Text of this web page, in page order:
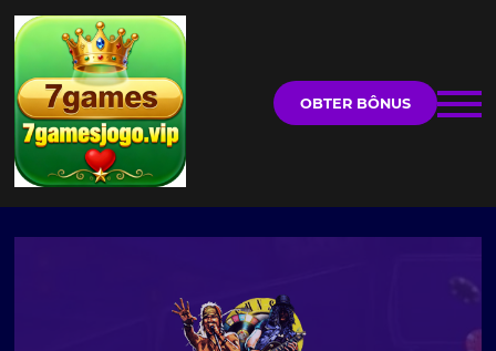
OBTER BÔNUS